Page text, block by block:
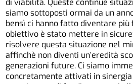
di viabilità. Queste continue
siamo sottoposti ormai da un
bensì ci hanno fatto diventare
obiettivo è stato mettere in
risolvere questa situazione nel
affinchè non diventi un’eredità
generazioni future. Ci siamo
concretamente attivati in